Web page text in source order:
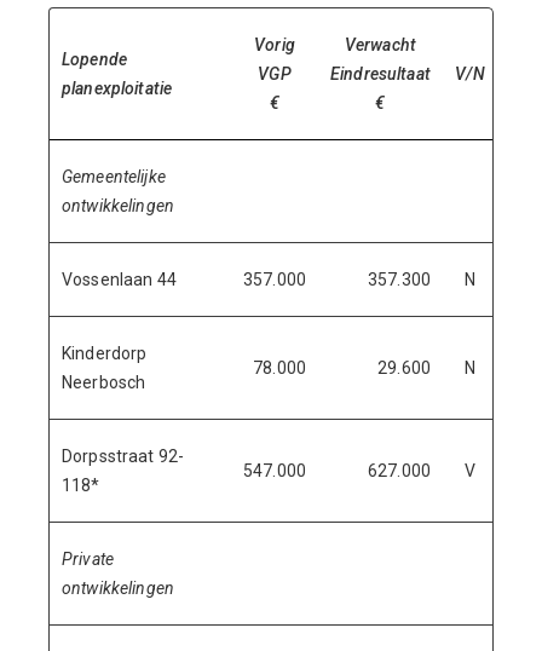
Lopende
planexploitatie
Vorig
VGP
€
Verwacht
Eindresultaat
€
V/N
Gemeentelijke
ontwikkelingen
Vossenlaan 44 357.000 357.300 N
Kinderdorp
Neerbosch
78.000 29.600 N
Dorpsstraat 92-
118*
547.000 627.000 V
Private
ontwikkelingen